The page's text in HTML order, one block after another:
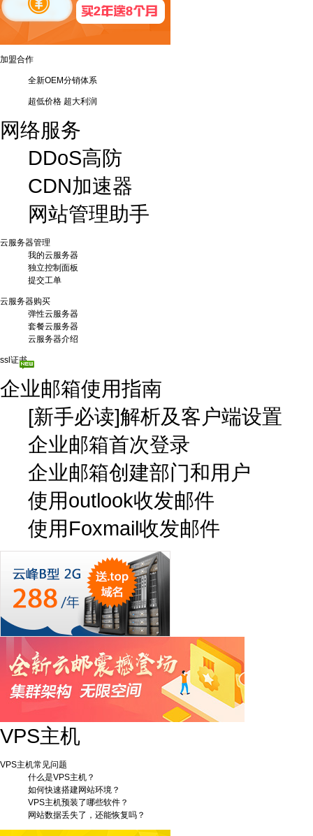
加盟合作
全新OEM分销体系
超低价格 超大利润
网络服务
DDoS高防
CDN加速器
网站管理助手
云服务器管理
我的云服务器
独立控制面板
提交工单
云服务器购买
弹性云服务器
套餐云服务器
云服务器介绍
ssl证书
企业邮箱使用指南
[新手必读]解析及客户端设置
企业邮箱首次登录
企业邮箱创建部门和用户
使用outlook收发邮件
使用Foxmail收发邮件
VPS主机
VPS主机常见问题
什么是VPS主机？
如何快速搭建网站环境？
VPS主机预装了哪些软件？
网站数据丢失了，还能恢复吗？